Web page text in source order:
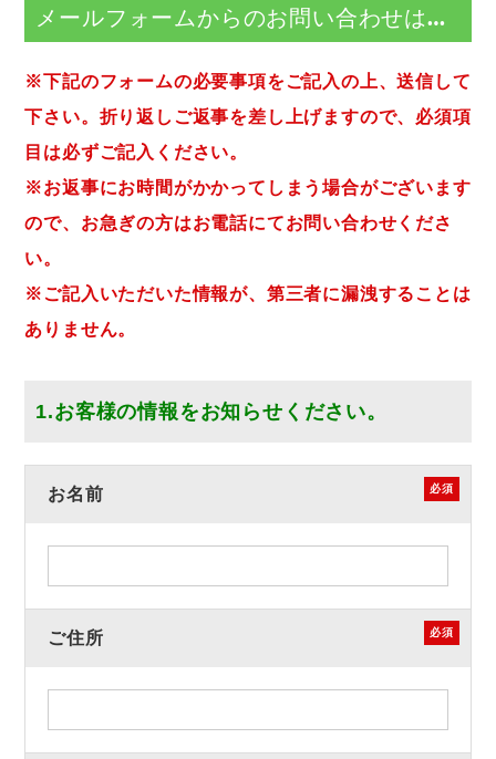
メールフォームからのお問い合わせは…
※下記のフォームの必要事項をご記入の上、送信して
下さい。折り返しご返事を差し上げますので、必須項
目は必ずご記入ください。
※お返事にお時間がかかってしまう場合がございます
ので、お急ぎの方はお電話にてお問い合わせくださ
い。
※ご記入いただいた情報が、第三者に漏洩することは
ありません。
1.お客様の情報をお知らせください。
お名前 必須
ご住所 必須